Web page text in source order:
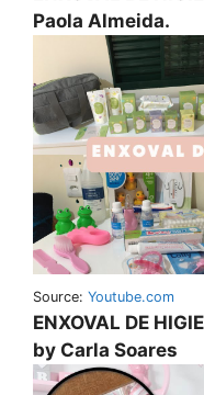
Paola Almeida.
Source: Youtube.com
ENXOVAL DE
by Carla Soares